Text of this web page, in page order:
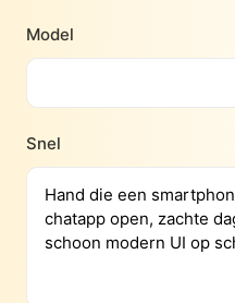
Model
Snel